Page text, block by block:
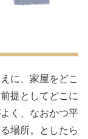
に、家屋をどこ
提としてどこに
く、なおかつ平
場所。としたら